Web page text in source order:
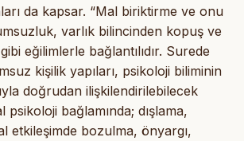
da kapsar. “Mal biriktirme ve onu
varlık bilincinden kopuş ve
eğilimlerle bağlantılıdır. Surede
kişilik yapıları, psikoloji biliminin
doğrudan ilişkilendirilebilecek
psikoloji bağlamında; dışlama,
etkileşimde bozulma, önyargı,